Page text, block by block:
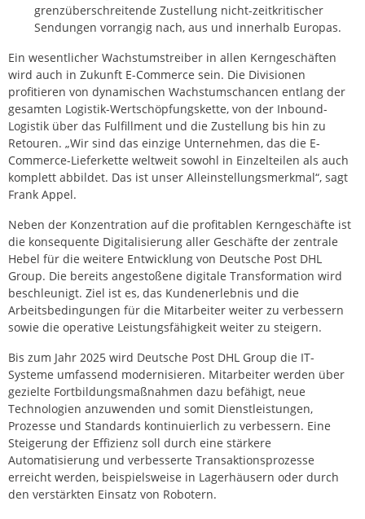
grenzüberschreitende Zustellung nicht-zeitkritischer
Sendungen vorrangig nach, aus und innerhalb Europas.
Ein wesentlicher Wachstumstreiber in allen Kerngeschäften
wird auch in Zukunft E-Commerce sein. Die Divisionen
profitieren von dynamischen Wachstumschancen entlang der
gesamten Logistik-Wertschöpfungskette, von der Inbound-
Logistik über das Fulfillment und die Zustellung bis hin zu
Retouren. „Wir sind das einzige Unternehmen, das die E-
Commerce-Lieferkette weltweit sowohl in Einzelteilen als auch
komplett abbildet. Das ist unser Alleinstellungsmerkmal“, sagt
Frank Appel.
Neben der Konzentration auf die profitablen Kerngeschäfte ist
die konsequente Digitalisierung aller Geschäfte der zentrale
Hebel für die weitere Entwicklung von Deutsche Post DHL
Group. Die bereits angestoßene digitale Transformation wird
beschleunigt. Ziel ist es, das Kundenerlebnis und die
Arbeitsbedingungen für die Mitarbeiter weiter zu verbessern
sowie die operative Leistungsfähigkeit weiter zu steigern.
Bis zum Jahr 2025 wird Deutsche Post DHL Group die IT-
Systeme umfassend modernisieren. Mitarbeiter werden über
gezielte Fortbildungsmaßnahmen dazu befähigt, neue
Technologien anzuwenden und somit Dienstleistungen,
Prozesse und Standards kontinuierlich zu verbessern. Eine
Steigerung der Effizienz soll durch eine stärkere
Automatisierung und verbesserte Transaktionsprozesse
erreicht werden, beispielsweise in Lagerhäusern oder durch
den verstärkten Einsatz von Robotern.